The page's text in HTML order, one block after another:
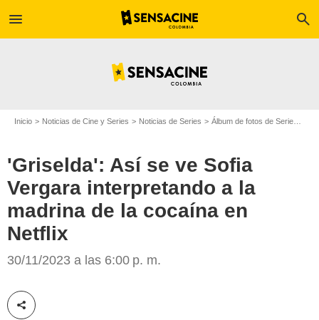
menu search
Inicio Noticias de Cine y Series Noticias de Series Álbum de fotos de Serie
'Griselda': Así se ve Sofia
Vergara interpretando a la
madrina de la cocaína en
Netflix
30/11/2023 a las 6:00 p. m.
Compartir esta noticia
Netflix